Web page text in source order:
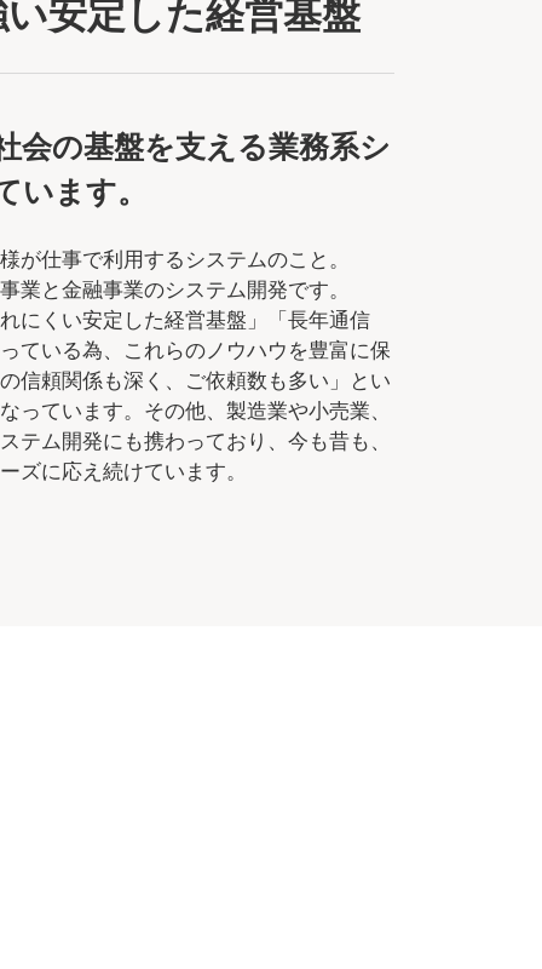
安定した経営基盤
会の基盤を支える業務系シ
います。
が仕事で利用するシステムのこと。
業と金融事業のシステム開発です。
にくい安定した経営基盤」「長年通信
ている為、これらのノウハウを豊富に保
信頼関係も深く、ご依頼数も多い」とい
っています。その他、製造業や小売業、
テム開発にも携わっており、今も昔も、
ズに応え続けています。